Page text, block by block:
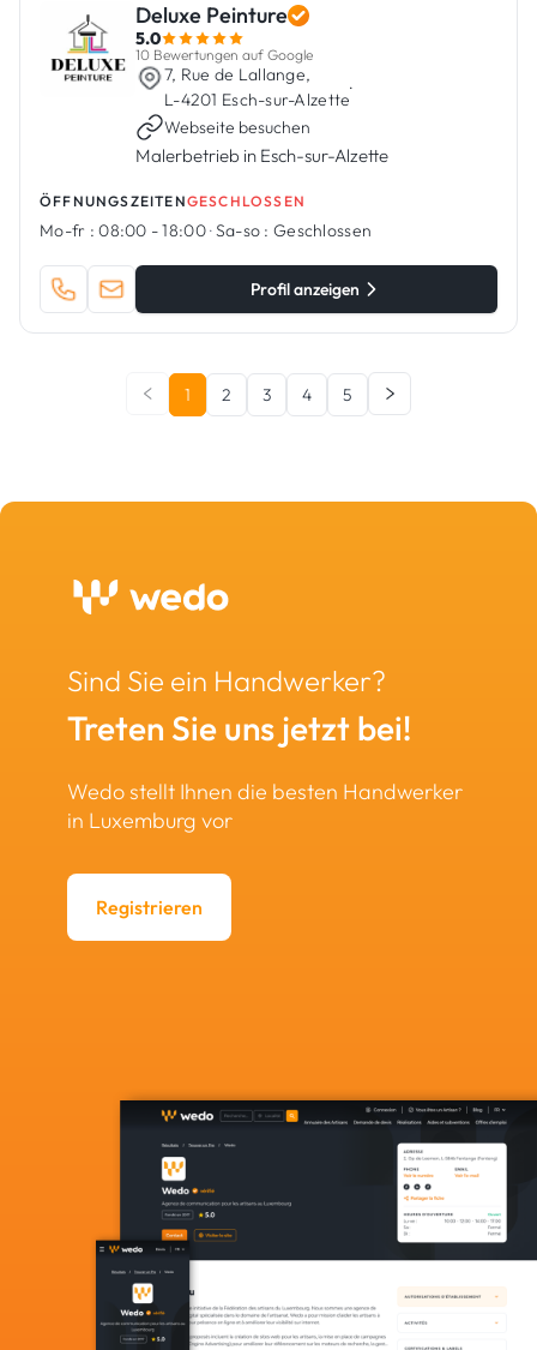
Deluxe Peinture
5.0
10 Bewertungen auf Google
7, Rue de Lallange,
L-4201 Esch-sur-Alzette
·
Webseite besuchen
Malerbetrieb in Esch-sur-Alzette
ÖFFNUNGSZEITENGESCHLOSSEN
Mo-fr : 08:00 - 18:00·Sa-so : Geschlossen
Profil anzeigen
1 2 3 4 5
Sind Sie ein Handwerker?
Treten Sie uns jetzt bei!
Wedo stellt Ihnen die besten Handwerker
in Luxemburg vor
Registrieren